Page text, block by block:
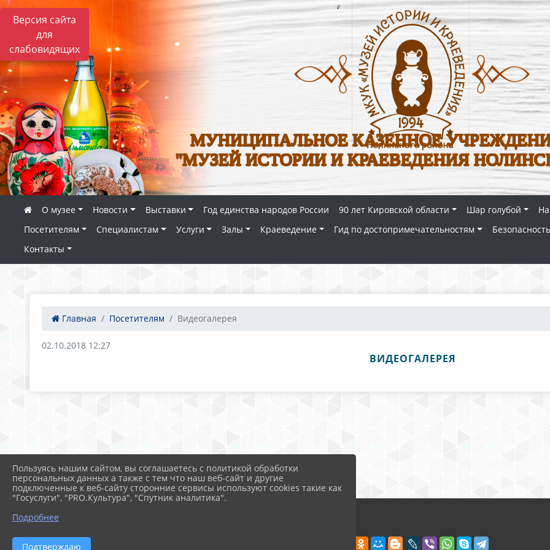
Версия сайта
для
слабовидящих
МУНИЦИПАЛЬНОЕ КАЗЕННОЕ
"МУЗЕЙ ИСТОРИИ И КРАЕВЕДЕНИЯ
О музее Новости Выставки Год единства народов России 90 лет Кировской области Шар голубой
Посетителям
Специалистам Услуги Залы Краеведение Гид по достопримечательностям
Контакты
Главная Посетителям Видеогалерея
02.10.2018 12:27
ВИДЕОГАЛЕРЕЯ
Пользуясь нашим сайтом, вы соглашаетесь с политикой обработки
персональных данных а также с тем что наш веб-сайт и другие
подключенные к веб-сайту сторонние сервисы используют cookies такие как
"Госуслуги", "PRO.Культура", "Спутник аналитика".
Подробнее
Подтверждаю